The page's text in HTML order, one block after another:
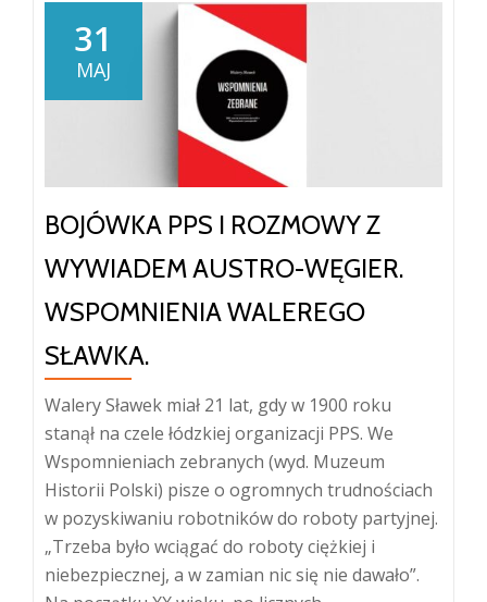
w
II
Rzeczpospolitej
31
MAJ
BOJÓWKA PPS I ROZMOWY Z
WYWIADEM AUSTRO-WĘGIER.
WSPOMNIENIA WALEREGO
SŁAWKA.
Walery Sławek miał 21 lat, gdy w 1900 roku
stanął na czele łódzkiej organizacji PPS. We
Wspomnieniach zebranych (wyd. Muzeum
Historii Polski) pisze o ogromnych trudnościach
w pozyskiwaniu robotników do roboty partyjnej.
„Trzeba było wciągać do roboty ciężkiej i
niebezpiecznej, a w zamian nic się nie dawało”.